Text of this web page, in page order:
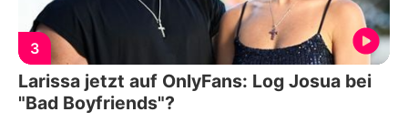
3
Larissa jetzt auf OnlyFans: Log Josua bei
"Bad Boyfriends"?